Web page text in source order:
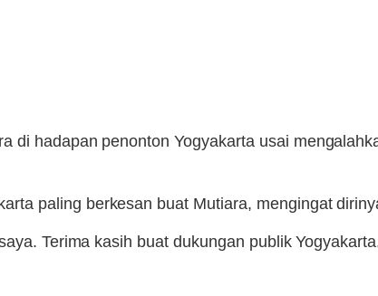
di hadapan penonton Yogyakarta usai
paling berkesan buat Mutiara, mengingat
Terima kasih buat dukungan publik